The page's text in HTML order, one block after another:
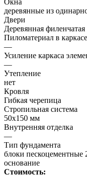
Окна
деревянные из
Двери
Деревянная филенчатая
Пиломатериал в
—
Усиление каркаса
—
Утепление
нет
Кровля
Гибкая черепица
Стропильная система
50х150 мм
Внутренняя отделка
—
Тип фундамента
блоки пескоцементные
основание
Стоимость: